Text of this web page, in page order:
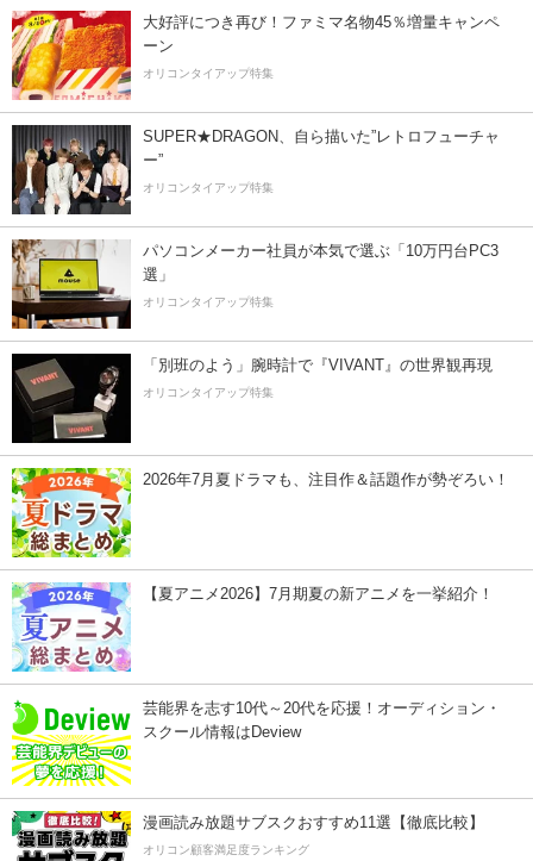
大好評につき再び！ファミマ名物45％増量キャンペ
ーン
オリコンタイアップ特集
SUPER★DRAGON、自ら描いた”レトロフューチャ
ー”
オリコンタイアップ特集
パソコンメーカー社員が本気で選ぶ「10万円台PC3
選」
オリコンタイアップ特集
「別班のよう」腕時計で『VIVANT』の世界観再現
オリコンタイアップ特集
2026年7月夏ドラマも、注目作＆話題作が勢ぞろい！
【夏アニメ2026】7月期夏の新アニメを一挙紹介！
芸能界を志す10代～20代を応援！オーディション・
スクール情報はDeview
漫画読み放題サブスクおすすめ11選【徹底比較】
オリコン顧客満足度ランキング